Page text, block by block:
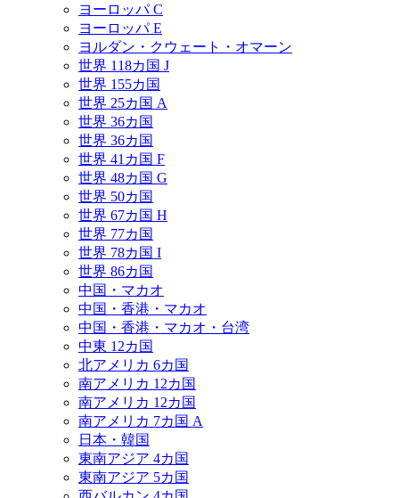
ヨーロッパ C
ヨーロッパ E
ヨルダン・クウェート・オマーン
世界 118カ国 J
世界 155カ国
世界 25カ国 A
世界 36カ国
世界 36カ国
世界 41カ国 F
世界 48カ国 G
世界 50カ国
世界 67カ国 H
世界 77カ国
世界 78カ国 I
世界 86カ国
中国・マカオ
中国・香港・マカオ
中国・香港・マカオ・台湾
中東 12カ国
北アメリカ 6カ国
南アメリカ 12カ国
南アメリカ 12カ国
南アメリカ 7カ国 A
日本・韓国
東南アジア 4カ国
東南アジア 5カ国